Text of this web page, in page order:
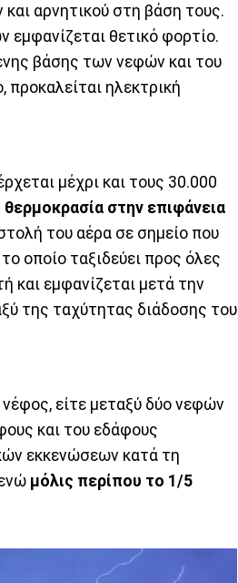
αρνητικού στη βάση τους.
θετικό φορτίο.
βάσης των νεφών και του
προκαλείται ηλεκτρική
μέχρι και τους 30.000
στην επιφάνεια
του αέρα σε σημείο που
το οποίο ταξιδεύει προς όλες
και εμφανίζεται μετά την
της ταχύτητας διάδοσης του
είτε μεταξύ δύο νεφών
και του εδάφους
εκκενώσεων κατά τη
μόλις περίπου το 1/5